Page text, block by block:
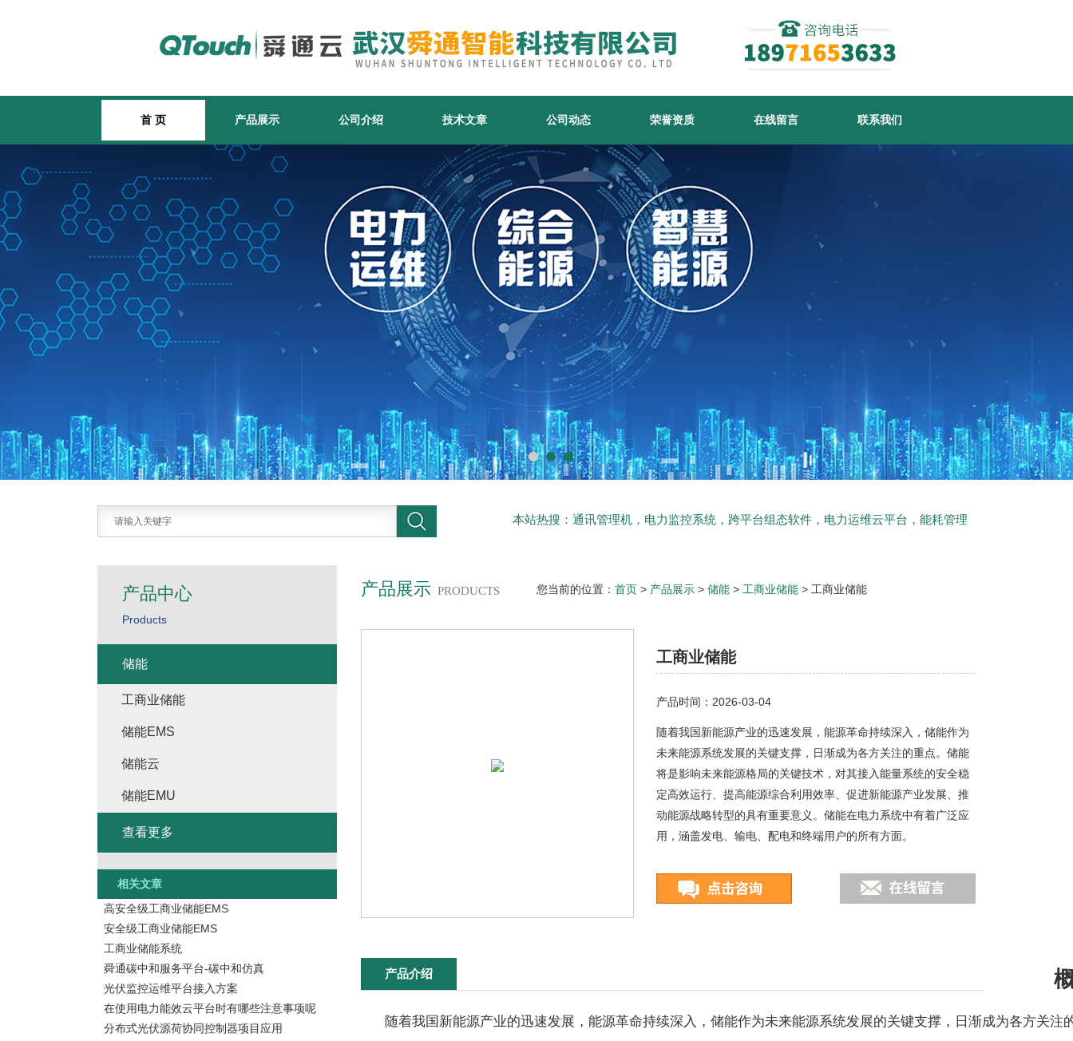
首 页 产品展示 公司介绍 技术文章 公司动态 荣誉资质 在线留言 联系我们
本站热搜：通讯管理机，电力监控系统，跨平台组态软件，电力运维云平台，能耗管理
产品展示 PRODUCTS 您当前的位置： 首页 > 产品展示 > 储能 > 工商业储能 > 工商业储能
工商业储能
产品时间：2026-03-04
随着我国新能源产业的迅速发展，能源革命持续深入，储能作为
未来能源系统发展的关键支撑，日渐成为各方关注的重点。储能
将是影响未来能源格局的关键技术，对其接入能量系统的安全稳
定高效运行、提高能源综合利用效率、促进新能源产业发展、推
动能源战略转型的具有重要意义。储能在电力系统中有着广泛应
用，涵盖发电、输电、配电和终端用户的所有方面。
产品介绍
随着我国新能源产业的迅速发展，能源革命持续深入，储能作为未来能源系统发展的关键支撑，日渐成为各方关注
产品中心
Products
储能
工商业储能
储能EMS
储能云
储能EMU
查看更多
相关文章
高安全级工商业储能EMS
安全级工商业储能EMS
工商业储能系统
舜通碳中和服务平台-碳中和仿真
光伏监控运维平台接入方案
在使用电力能效云平台时有哪些注意事项呢
分布式光伏源荷协同控制器项目应用